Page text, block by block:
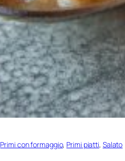
Primi con formaggio, Primi piatti, Salato